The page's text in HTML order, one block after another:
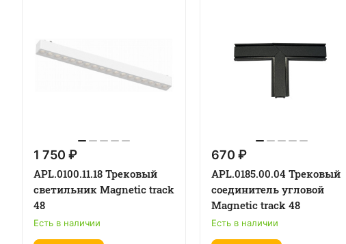
1 750 ₽
APL.0100.11.18 Трековый
светильник Magnetic track
48
Есть в наличии
670 ₽
APL.0185.00.04 Трековый
соединитель угловой
Magnetic track 48
Есть в наличии